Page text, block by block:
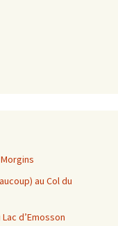
au Col du
d’Emosson